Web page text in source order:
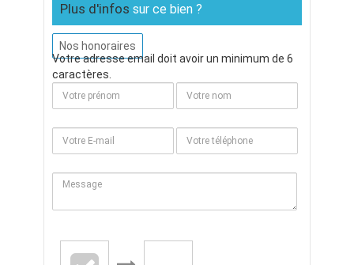
Plus d'infos sur ce bien ?
Nos honoraires
Votre adresse email doit avoir un minimum de 6
caractères.